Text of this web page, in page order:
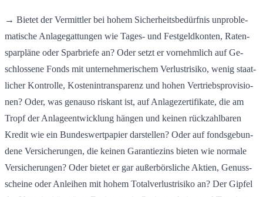
→ Bie­tet der Ver­mitt­ler bei hohem Si­cher­heits­be­dürf­nis un­pro­ble­
ma­ti­sche An­la­ge­gat­tun­gen wie Ta­ges- und Fest­geld­kon­ten, Ra­ten­
spar­plä­ne oder Spar­brie­fe an? Oder setzt er vor­nehm­lich auf Ge­
schlos­se­ne Fonds mit un­ter­neh­me­ri­schem Ver­lust­ri­si­ko, wenig staat­
li­cher Kon­trol­le, Kos­ten­in­trans­pa­renz und hohen Ver­triebs­pro­vi­sio­
nen? Oder, was ge­nau­so ris­kant ist, auf An­la­ge­zer­ti­fi­ka­te, die am
Tropf der An­la­ge­ent­wick­lung hän­gen und kei­nen rück­zahl­ba­ren
Kre­dit wie ein Bun­des­wert­pa­pier dar­stel­len? Oder auf fonds­ge­bun­
de­ne Ver­si­che­run­gen, die kei­nen Ga­ran­tie­zins bie­ten wie nor­ma­le
Ver­si­che­run­gen? Oder bie­tet er gar au­ßer­börs­li­che Ak­ti­en, Ge­nuss­
schei­ne oder An­lei­hen mit hohem To­tal­ver­lust­ri­si­ko an? Der Gip­fel